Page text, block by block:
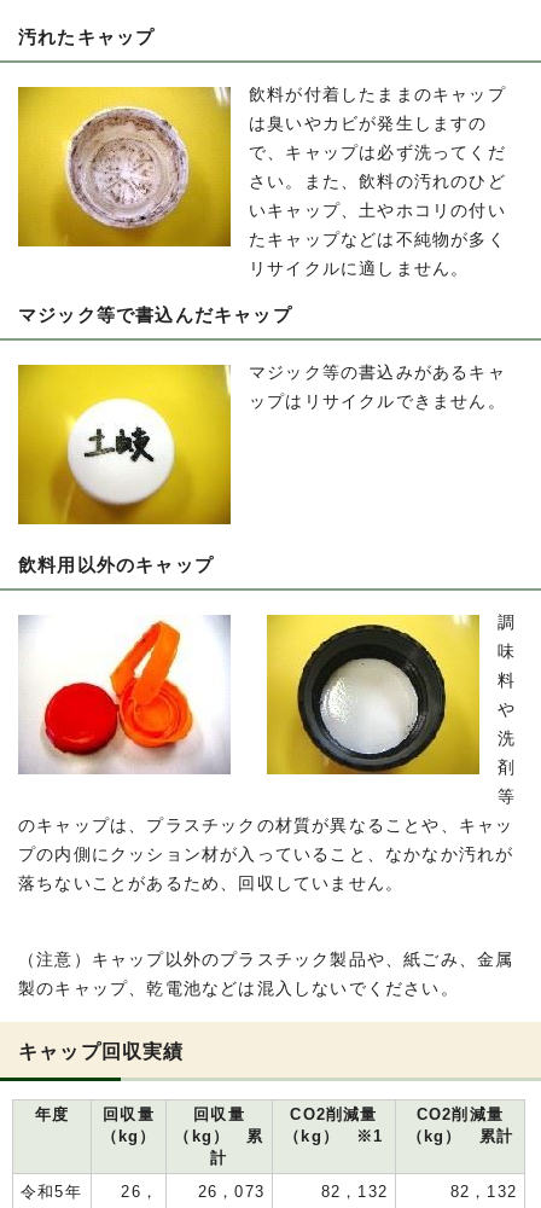
汚れたキャップ
飲料が付着したままのキャップ
は臭いやカビが発生しますの
で、キャップは必ず洗ってくだ
さい。また、飲料の汚れのひど
いキャップ、土やホコリの付い
たキャップなどは不純物が多く
リサイクルに適しません。
マジック等で書込んだキャップ
マジック等の書込みがあるキャ
ップはリサイクルできません。
飲料用以外のキャップ
調
味
料
や
洗
剤
等
のキャップは、プラスチックの材質が異なることや、キャッ
プの内側にクッション材が入っていること、なかなか汚れが
落ちないことがあるため、回収していません。
（注意）キャップ以外のプラスチック製品や、紙ごみ、金属
製のキャップ、乾電池などは混入しないでください。
キャップ回収実績
年度
回収量
（kg）
回収量
（kg） 累
計
CO2削減量
（kg） ※1
CO2削減量
（kg） 累計
令和5年
26，
26，073 82，132 82，132